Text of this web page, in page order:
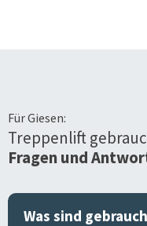
FürGiesen:
Treppenlift
Fragen und
Was sind